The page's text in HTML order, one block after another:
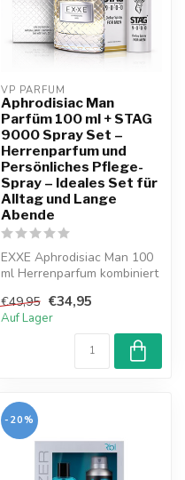
VP PARFUM
Aphrodisiac Man
Parfüm 100 ml + STAG
9000 Spray Set –
Herrenparfum und
Persönliches Pflege-
Spray – Ideales Set für
Alltag und Lange
Abende
EXXE Aphrodisiac Man 100
ml Herrenparfum kombiniert
mit STAG 9000 Spray. Ein
sti...
€49,95 €34,95
Auf Lager
-20%